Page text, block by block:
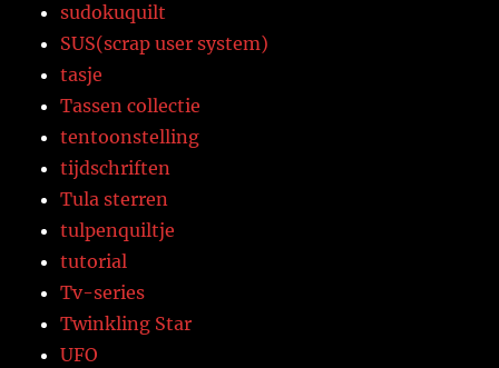
sudokuquilt
SUS(scrap user system)
tasje
Tassen collectie
tentoonstelling
tijdschriften
Tula sterren
tulpenquiltje
tutorial
Tv-series
Twinkling Star
UFO